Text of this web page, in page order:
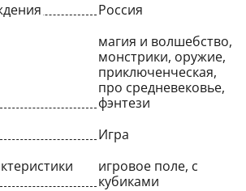
Россия
магия и волшебство,
монстрики, оружие,
приключенческая,
про средневековье,
фэнтези
Игра
игровое поле, с
кубиками